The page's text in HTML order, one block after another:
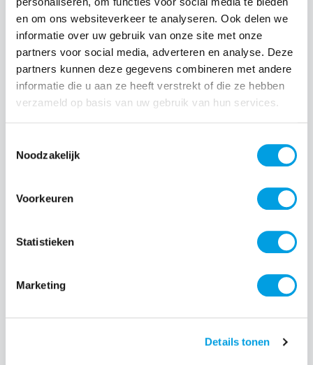
en om ons websiteverkeer te analyseren. Ook delen we
informatie over uw gebruik van onze site met onze
partners voor social media, adverteren en analyse. Deze
partners kunnen deze gegevens combineren met andere
informatie die u aan ze heeft verstrekt of die ze hebben
verzameld op basis van uw gebruik van hun services.
Noodzakelijk
Voorkeuren
Statistieken
Marketing
Details tonen
Normale prijs:
€ 39,99
Prijzen incl. BTW en excl. verzendkosten
Producthoeveelheid: Voer de gewenste
Productnummer:
Golla